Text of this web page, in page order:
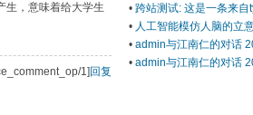
•跨站测试: 这是一条来
• 人工智能模仿人脑的立
•admin与江南仁的对话
•admin与江南仁的对话
生，意味着给大学生
1] 回复